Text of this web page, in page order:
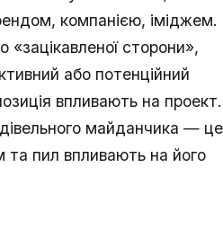
компанією, іміджем.
«зацікавленої сторони»,
або потенційний
впливають на проект.
майданчика — це
пил впливають на його